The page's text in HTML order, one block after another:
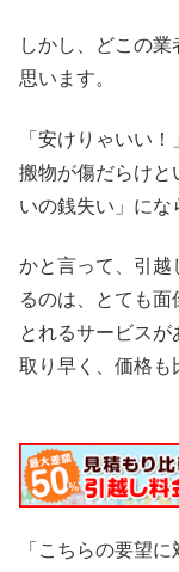
しかし、どこの
思います。
「安けりゃいい
搬物が傷だらけと
いの銭失い」にな
かと言って、引越
るのは、とても
とれるサービス
取り早く、価格も
「こちらの要望